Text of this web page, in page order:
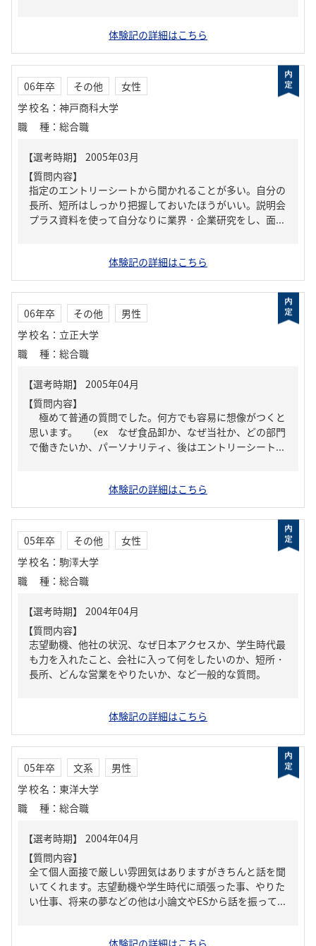
体験記の詳細はこちら
06年卒 その他
女性
学校名 ： 神戸商科大学
職種 ： 総合職
【質問内容】
指定のエントリーシートから聞かれることが多い。自分の
長所、短所はしっかり把握しておいたほうがいい。説明会
プラス資料を使って自分なりに業界・企業研究をし、面...
体験記の詳細はこちら
06年卒 その他
男性
学校名 ： 立正大学
職種 ： 総合職
【質問内容】
極めて普通の質問でした。何方でも容易に想像がつくと
思います。 （ex なぜ食品卸か、なぜ当社か、どの部門
で働きたいか、パーソナリティ、後はエントリーシート...
体験記の詳細はこちら
05年卒 その他
女性
学校名 ： 駒澤大学
職種 ： 総合職
【質問内容】
志望動機、他社の状況、なぜ日本アクセスか、学生時代最
も力を入れたこと、会社に入って何をしたいのか、短所・
長所、どんな営業をやりたいか、など一般的な質問。
体験記の詳細はこちら
05年卒 文系
男性
学校名 ： 東洋大学
職種 ： 総合職
【質問内容】
全て個人面接で厳しい雰囲気はありますがきちんと話を聞
いてくれます。志望動機や学生時代に頑張った事、やりた
い仕事、将来の夢などの他は小論文やESから話を振って...
体験記の詳細はこちら